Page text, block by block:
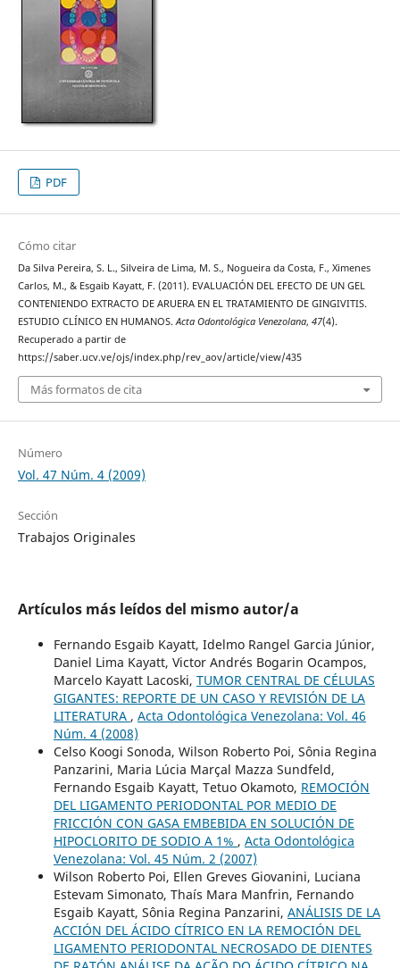
PDF
Cómo citar
Da Silva Pereira, S. L., Silveira de Lima, M. S., Nogueira da Costa, F., Ximenes
Carlos, M., & Esgaib Kayatt, F. (2011). EVALUACIÓN DEL EFECTO DE UN GEL
CONTENIENDO EXTRACTO DE ARUERA EN EL TRATAMIENTO DE GINGIVITIS.
ESTUDIO CLÍNICO EN HUMANOS.Acta Odontológica Venezolana, 47(4).
Recuperado a partir de
https://saber.ucv.ve/ojs/index.php/rev_aov/article/view/435
Más formatos de cita
Número
Vol. 47 Núm. 4 (2009)
Sección
Trabajos Originales
Artículos más leídos del mismo autor/a
Fernando Esgaib Kayatt, Idelmo Rangel Garcia Júnior,
Daniel Lima Kayatt, Victor Andrés Bogarin Ocampos,
Marcelo Kayatt Lacoski, TUMOR CENTRAL DE CÉLULAS
GIGANTES: REPORTE DE UN CASO Y REVISIÓN DE LA
LITERATURA , Acta Odontológica Venezolana: Vol. 46
Núm. 4 (2008)
Celso Koogi Sonoda, Wilson Roberto Poi, Sônia Regina
Panzarini, Maria Lúcia Marçal Mazza Sundfeld,
Fernando Esgaib Kayatt, Tetuo Okamoto, REMOCIÓN
DEL LIGAMENTO PERIODONTAL POR MEDIO DE
FRICCIÓN CON GASA EMBEBIDA EN SOLUCIÓN DE
HIPOCLORITO DE SODIO A 1% , Acta Odontológica
Venezolana: Vol. 45 Núm. 2 (2007)
Wilson Roberto Poi, Ellen Greves Giovanini, Luciana
Estevam Simonato, Thaís Mara Manfrin, Fernando
Esgaib Kayatt, Sônia Regina Panzarini, ANÁLISIS DE LA
ACCIÓN DEL ÁCIDO CÍTRICO EN LA REMOCIÓN DEL
LIGAMENTO PERIODONTAL NECROSADO DE DIENTES